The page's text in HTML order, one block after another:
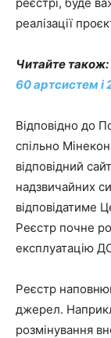
реалізації
Читайте також:
60 артсистем і
Відповідно до
спільно
відповідний
надзвичайних
відповідатиме
Реєстр почне
експлуатацію
Реєстр
джерел.
розмінування